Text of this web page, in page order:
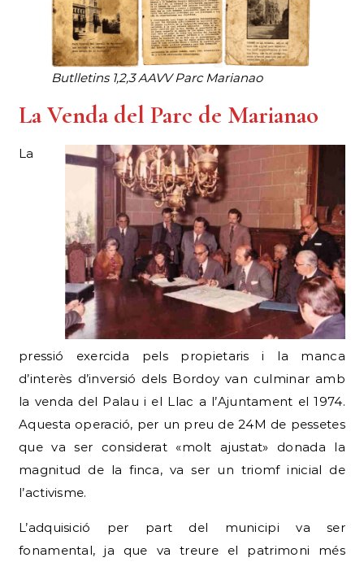
Butlletins 1,2,3 AAVV Parc Marianao
La Venda del Parc de Marianao
La
pressió exercida pels propietaris i la manca
d’interès d’inversió dels Bordoy van culminar amb
la venda del Palau i el Llac a l’Ajuntament el 1974.
Aquesta operació, per un preu de 24M de pessetes
que va ser considerat «molt ajustat» donada la
magnitud de la finca, va ser un triomf inicial de
l’activisme.
L’adquisició per part del municipi va ser
fonamental, ja que va treure el patrimoni més